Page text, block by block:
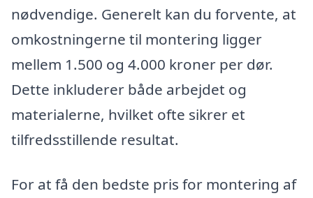
nødvendige. Generelt kan du forvente, at
omkostningerne til montering ligger
mellem 1.500 og 4.000 kroner per dør.
Dette inkluderer både arbejdet og
materialerne, hvilket ofte sikrer et
tilfredsstillende resultat.
For at få den bedste pris for montering af